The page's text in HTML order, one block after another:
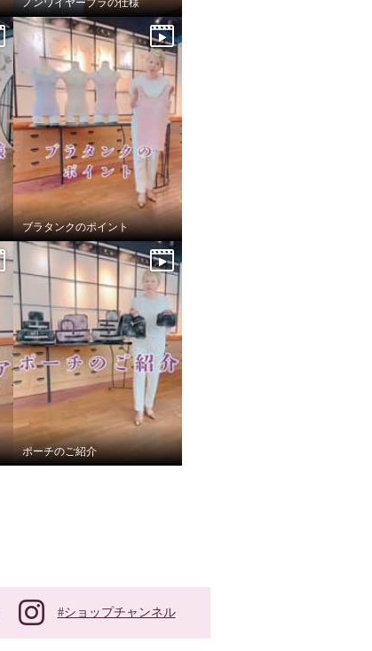
ノンワイヤーブラの仕様
ブラタンクのポイント
ポーチのご紹介
#ショップチャンネル